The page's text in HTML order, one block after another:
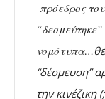
πρόεδρος
νομότυπα…
“δέσμευση”
την κινέζικη